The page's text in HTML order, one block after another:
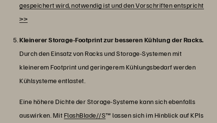
gespeichert wird, notwendig ist und den Vorschriften entspricht
>>
Kleinerer Storage-Footprint zur besseren Kühlung der Racks.
Durch den Einsatz von Racks und Storage-Systemen mit
kleinerem Footprint und geringerem Kühlungsbedarf werden
Kühlsysteme entlastet.
Eine höhere Dichte der Storage-Systeme kann sich ebenfalls
auswirken. MitFlashBlade//S™ lassen sich im Hinblick auf KPIs